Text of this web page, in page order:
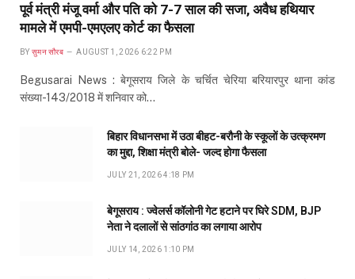
पूर्व मंत्री मंजू वर्मा और पति को 7-7 साल की सजा, अवैध हथियार
मामले में एमपी-एमएलए कोर्ट का फैसला
BY सुमन सौरब AUGUST 1, 2026 6:22 PM
Begusarai News : बेगूसराय जिले के चर्चित चेरिया बरियारपुर थाना कांड
संख्या-143/2018 में शनिवार को…
बिहार विधानसभा में उठा बीहट-बरौनी के स्कूलों के उत्क्रमण
का मुद्दा, शिक्षा मंत्री बोले- जल्द होगा फैसला
JULY 21, 2026 4:18 PM
बेगूसराय : ज्वेलर्स कॉलोनी गेट हटाने पर घिरे SDM, BJP
नेता ने दलालों से सांठगांठ का लगाया आरोप
JULY 14, 2026 1:10 PM